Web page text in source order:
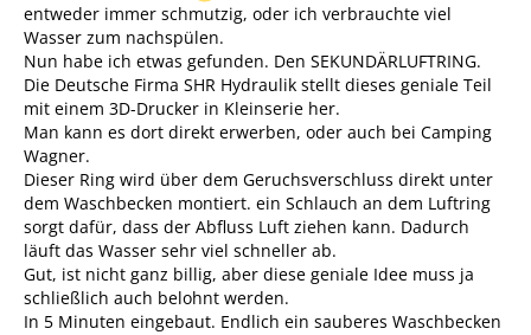
entweder immer schmutzig, oder ich verbrauchte viel
Wasser zum nachspülen.
Nun habe ich etwas gefunden. Den SEKUNDÄRLUFTRING.
Die Deutsche Firma SHR Hydraulik stellt dieses geniale Teil
mit einem 3D-Drucker in Kleinserie her.
Man kann es dort direkt erwerben, oder auch bei Camping
Wagner.
Dieser Ring wird über dem Geruchsverschluss direkt unter
dem Waschbecken montiert. ein Schlauch an dem Luftring
sorgt dafür, dass der Abfluss Luft ziehen kann. Dadurch
läuft das Wasser sehr viel schneller ab.
Gut, ist nicht ganz billig, aber diese geniale Idee muss ja
schließlich auch belohnt werden.
In 5 Minuten eingebaut. Endlich ein sauberes Waschbecken